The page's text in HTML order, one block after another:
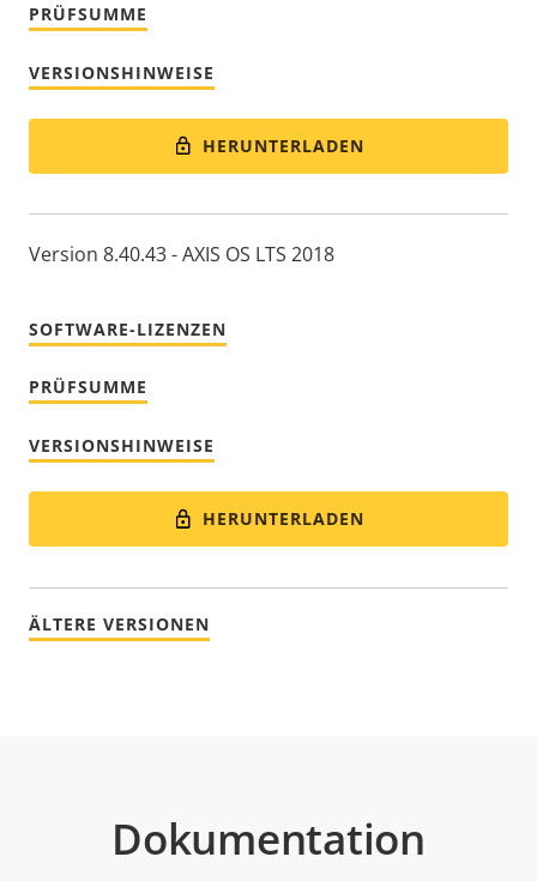
PRÜFSUMME
VERSIONSHINWEISE
HERUNTERLADEN
Version 8.40.43 - AXIS OS LTS 2018
SOFTWARE-LIZENZEN
PRÜFSUMME
VERSIONSHINWEISE
HERUNTERLADEN
ÄLTERE VERSIONEN
Dokumentation